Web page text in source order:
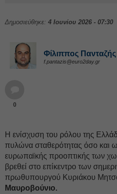
Δημοσιεύθηκε: 4 Ιουνίου 2026 - 07:30
Φίλιππος Πανταζής
f.pantazis@euro2day.gr
0
Η ενίσχυση του ρόλου της
πυλώνα σταθερότητας όσο και
ευρωπαϊκής προοπτικής των
βρεθεί στο επίκεντρο των
πρωθυπουργού Κυριάκου
Μαυροβούνιο.